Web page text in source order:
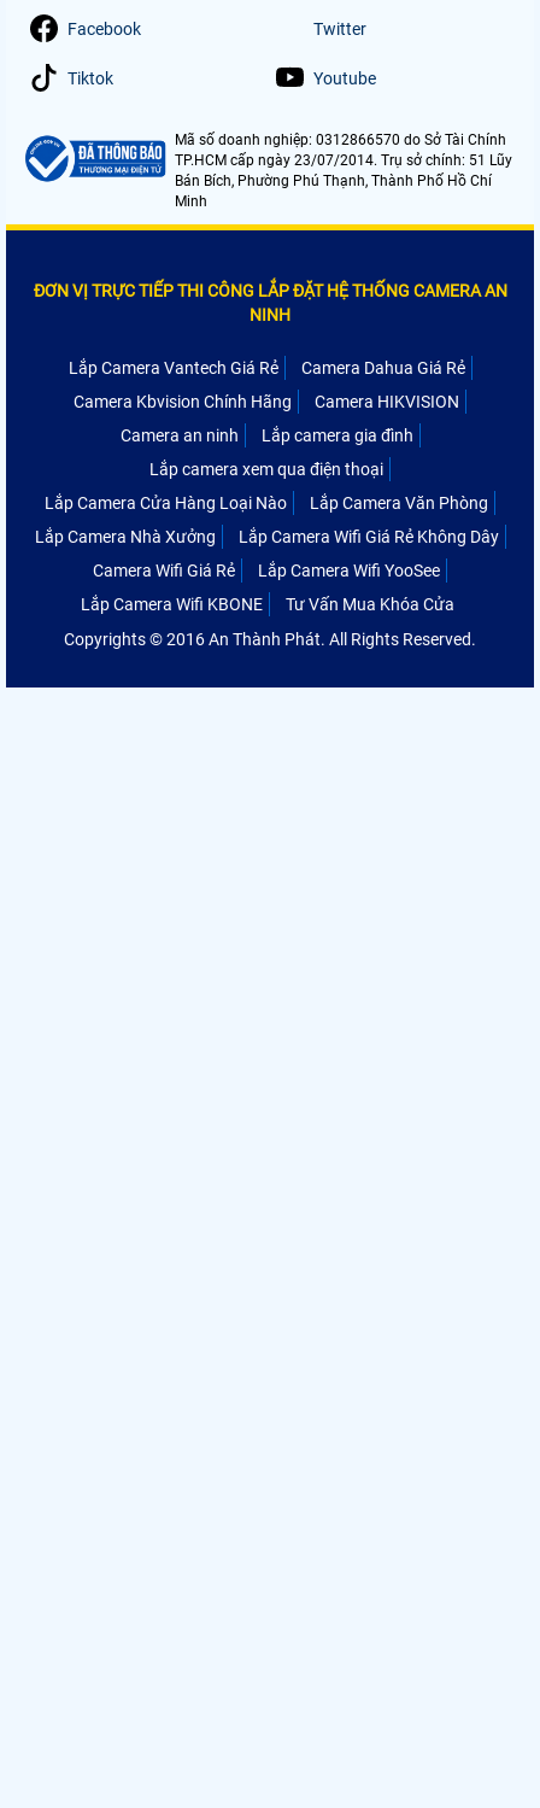
Facebook Twitter
Tiktok Youtube
Mã số doanh nghiệp: 0312866570 do Sở Tài Chính
TP.HCM cấp ngày 23/07/2014. Trụ sở chính: 51 Lũy
Bán Bích, Phường Phú Thạnh, Thành Phố Hồ Chí
Minh
ĐƠN VỊ TRỰC TIẾP THI CÔNG LẮP ĐẶT HỆ THỐNG CAMERA AN
NINH
Lắp Camera Vantech Giá Rẻ
Camera Dahua Giá Rẻ
Camera Kbvision Chính Hãng
Camera HIKVISION
Camera an ninh
Lắp camera gia đình
Lắp camera xem qua điện thoại
Lắp Camera Cửa Hàng Loại Nào
Lắp Camera Văn Phòng
Lắp Camera Nhà Xưởng
Lắp Camera Wifi Giá Rẻ Không Dây
Camera Wifi Giá Rẻ
Lắp Camera Wifi YooSee
Lắp Camera Wifi KBONE
Tư Vấn Mua Khóa Cửa
Copyrights © 2016 An Thành Phát. All Rights Reserved.